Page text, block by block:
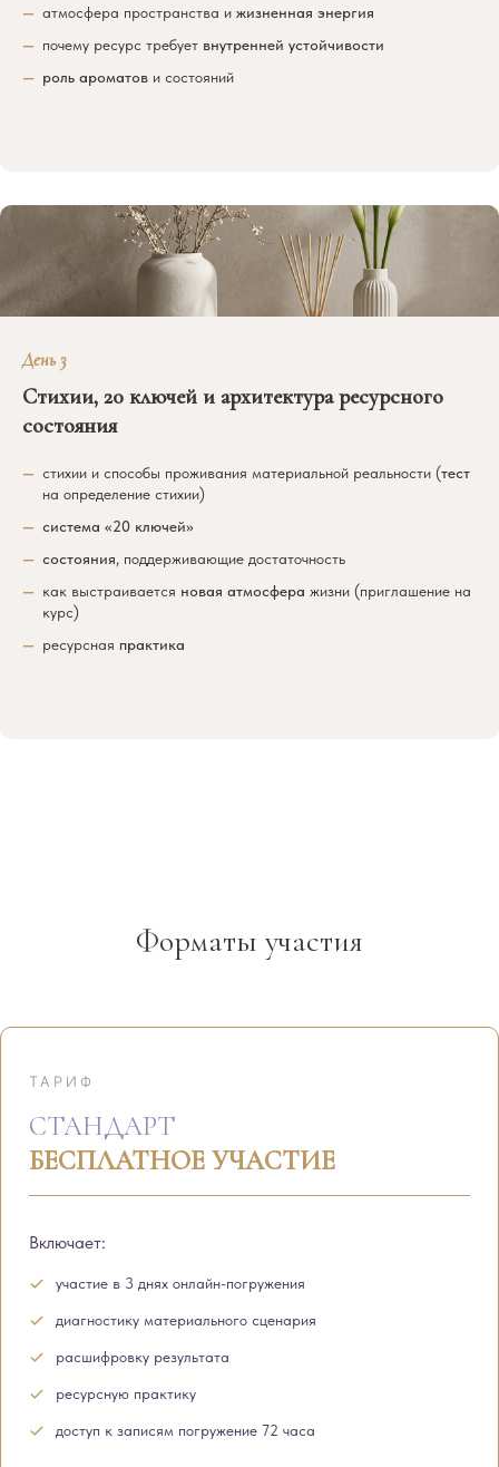
атмосфера пространства и жизненная энергия
почему ресурс требует внутренней устойчивости
роль ароматов и состояний
День 3
Стихии, 20 ключей и архитектура ресурсного
состояния
стихии и способы проживания материальной реальности (тест
на определение стихии)
система «20 ключей»
состояния, поддерживающие достаточность
как выстраивается новая атмосфера жизни (приглашение на
курс)
ресурсная практика
Форматы участия
ТАРИФ
СТАНДАРТ
БЕСПЛАТНОЕ УЧАСТИЕ
Включает:
участие в 3 днях онлайн-погружения
диагностику материального сценария
расшифровку результата
ресурсную практику
доступ к записям погружение 72 часа